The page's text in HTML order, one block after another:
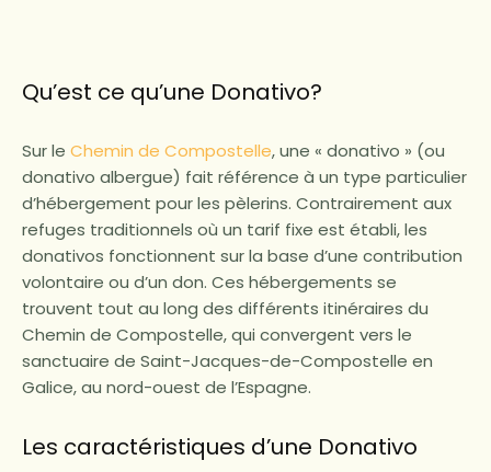
Qu’est ce qu’une Donativo?
Sur le Chemin de Compostelle, une « donativo » (ou
donativo albergue) fait référence à un type particulier
d’hébergement pour les pèlerins. Contrairement aux
refuges traditionnels où un tarif fixe est établi, les
donativos fonctionnent sur la base d’une contribution
volontaire ou d’un don. Ces hébergements se
trouvent tout au long des différents itinéraires du
Chemin de Compostelle, qui convergent vers le
sanctuaire de Saint-Jacques-de-Compostelle en
Galice, au nord-ouest de l’Espagne.
Les caractéristiques d’une Donativo